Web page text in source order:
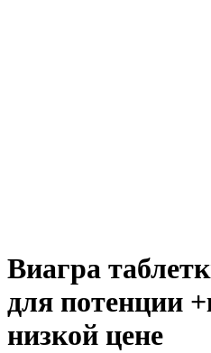
Виагра
для потенции
низкой цене